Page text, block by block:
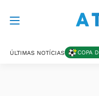
ÚLTIMAS NOTÍCIAS COPA